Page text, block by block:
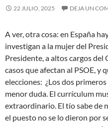
22 JULIO, 2025 DEJA UN
A ver, otra cosa: en España
investigan a la mujer del
Presidente, a altos cargos
casos que afectan al PSOE, y
elecciones: ¿Los dos
menor duda. El currículum
extraordinario. El tío sabe de
el puesto no se lo dieron por